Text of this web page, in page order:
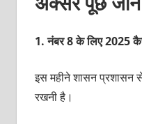
1.नंबर 8 के लिए 2025
इस महीने शासन प्रशासन
रखनी है।